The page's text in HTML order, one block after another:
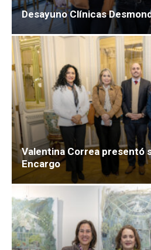
Desayuno Clínicas
Valentina Correa presentó
Encargo